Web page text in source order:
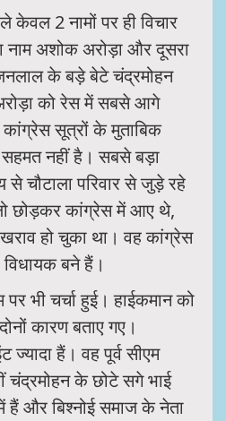
केवल 2 नामों पर ही विचार
नाम अशोक अरोड़ा और दूसरा
के बड़े बेटे चंद्रमोहन
को रेस में सबसे आगे
कांग्रेस सूत्रों के मुताबिक
नहीं है। सबसे बड़ा
चौटाला परिवार से जुड़े रहे
छोड़कर कांग्रेस में आए थे,
हो चुका था। वह कांग्रेस
बने हैं।
पर भी चर्चा हुई। हाईकमान को
कारण बताए गए।
ज्यादा हैं। वह पूर्व सीएम
के छोटे सगे भाई
हैं और बिश्नोई समाज के नेता